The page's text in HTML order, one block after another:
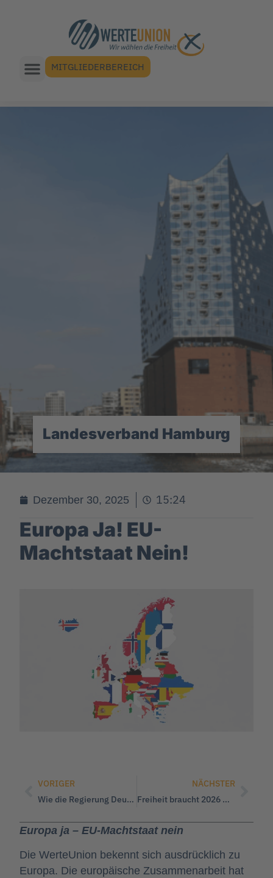
MITGLIEDERBEREICH
Landesverband Hamburg
Dezember 30, 2025 15:24
Europa Ja! EU-
Machtstaat Nein!
VORIGER
Wie die Regierung Deutschland sehenden Auges in den Abgrund führt
NÄCHSTER
Freiheit braucht 2026 wieder eine Stimme
Europa ja – EU-Machtstaat nein
Die WerteUnion bekennt sich ausdrücklich zu
Europa. Die europäische Zusammenarbeit hat